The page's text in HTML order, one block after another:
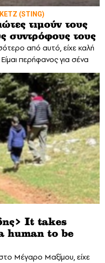
(STING)
τιμούν τους
συντρόφους τους
από αυτό, είχε καλή
περήφανος για σένα
It takes
human to be
Μέγαρο Μαξίμου, είχε